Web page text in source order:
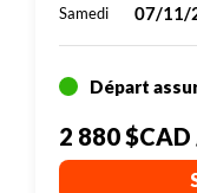
votre lieu
l'hôtel Le Lion Dort
Samedi 07/11/
Départ
2 880 $CAD